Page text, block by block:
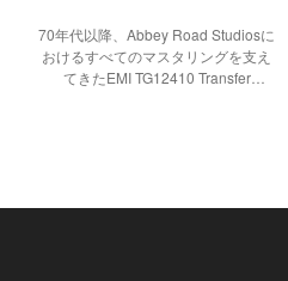
70年代以降、Abbey Road Studiosに
おけるすべてのマスタリングを支え
てきたEMI TG12410 Transfer